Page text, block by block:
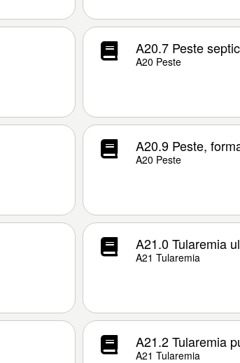
A20.7 Peste
A20 Peste
A20.9 Peste,
A20 Peste
A21.0 Tularemia
A21 Tularemia
A21.2 Tularemia
A21 Tularemia